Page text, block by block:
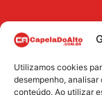
Utilizamos cookies
desempenho,
conteúdo. Ao utilizar
BUSCA